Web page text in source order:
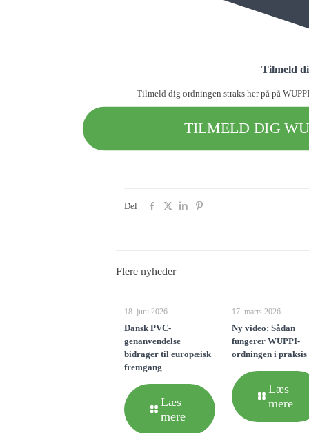
Tilmeld
Tilmeld dig ordningen straks her på på
TILMELD DIG
Del
Flere nyheder
18. juni 2026
Dansk PVC-
genanvendelse
bidrager til europæisk
fremgang
Læs
mere
17. marts 2026
Ny video: Sådan
fungerer WUPPI-
ordningen i praksis
Læs
mere